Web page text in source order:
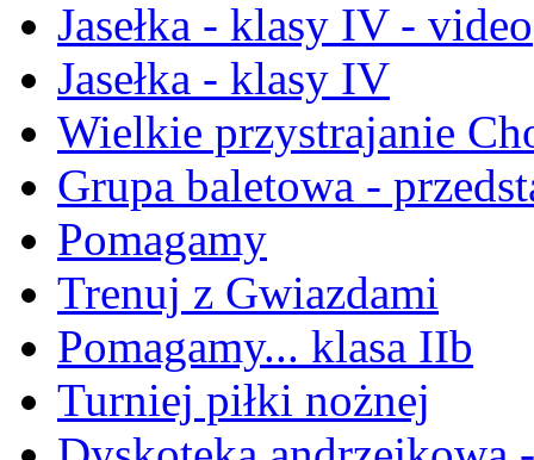
Jasełka - klasy IV - video
Jasełka - klasy IV
Wielkie przystrajanie
Grupa baletowa -
Pomagamy
Trenuj z Gwiazdami
Pomagamy... klasa IIb
Turniej piłki nożnej